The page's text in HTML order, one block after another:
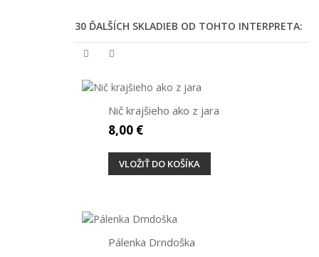
30 ĎALŠÍCH SKLADIEB OD TOHTO INTERPRETA:
Nič krajšieho ako z jara
8,00 €
VLOŽIŤ DO KOŠÍKA
Pálenka Drndoška